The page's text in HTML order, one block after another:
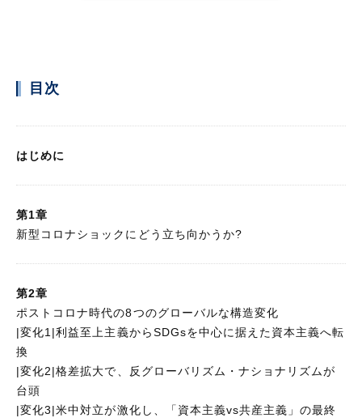
目次
はじめに
第1章
新型コロナショックにどう立ち向かうか?
第2章
ポストコロナ時代の8つのグローバルな構造変化
|変化1|利益至上主義からSDGsを中心に据えた資本主義へ転
換
|変化2|格差拡大で、反グローバリズム・ナショナリズムが
台頭
|変化3|米中対立が激化し、「資本主義vs共産主義」の最終